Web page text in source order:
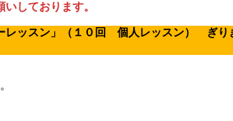
しております。
ッスン」（１０回 個人レッスン） ぎ